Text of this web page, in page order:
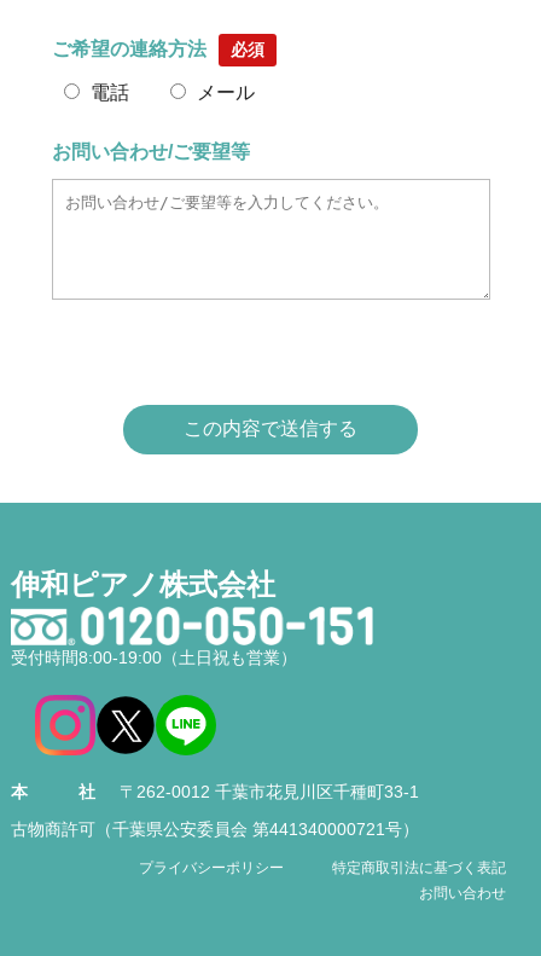
ご希望の連絡方法 必須
電話 メール
お問い合わせ/ご要望等
伸和ピアノ株式会社
受付時間8:00-19:00（土日祝も営業）
本社
〒262-0012 千葉市花見川区千種町33-1
古物商許可（千葉県公安委員会 第441340000721号）
プライバシーポリシー
特定商取引法に基づく表記
お問い合わせ